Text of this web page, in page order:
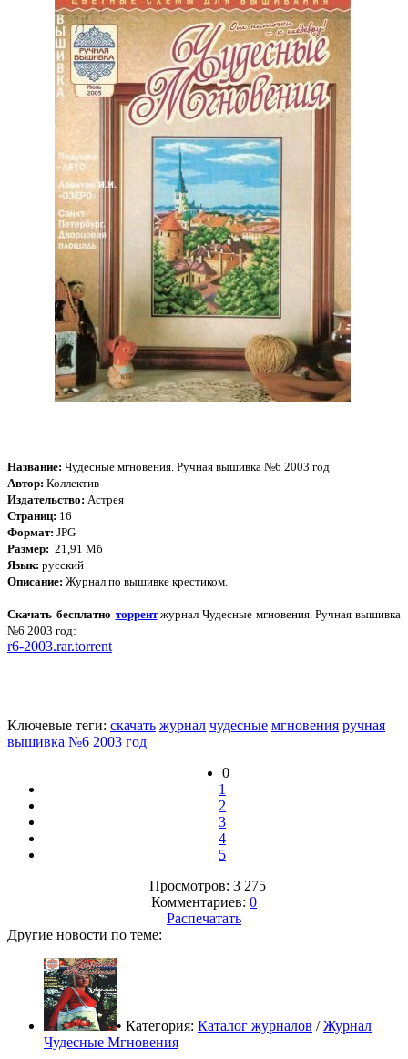
Название: Чудесные мгновения. Ручная вышивка №6 2003 год
Автор: Коллектив
Издательство: Астрея
Страниц: 16
Формат: JPG
Размер: 21,91 Мб
Язык: русский
Описание: Журнал по вышивке крестиком.
Скачать бесплатно торрентжурнал Чудесные мгновения. Ручная вышивка
№6 2003 год:
r6-2003.rar.torrent
Ключевые теги: скачать журнал чудесные мгновения ручная
вышивка №6 2003 год
0
1
2
3
4
5
Просмотров: 3 275
Комментариев: 0
Распечатать
Другие новости по теме:
• Категория: Каталог журналов /Журнал
Чудесные Мгновения